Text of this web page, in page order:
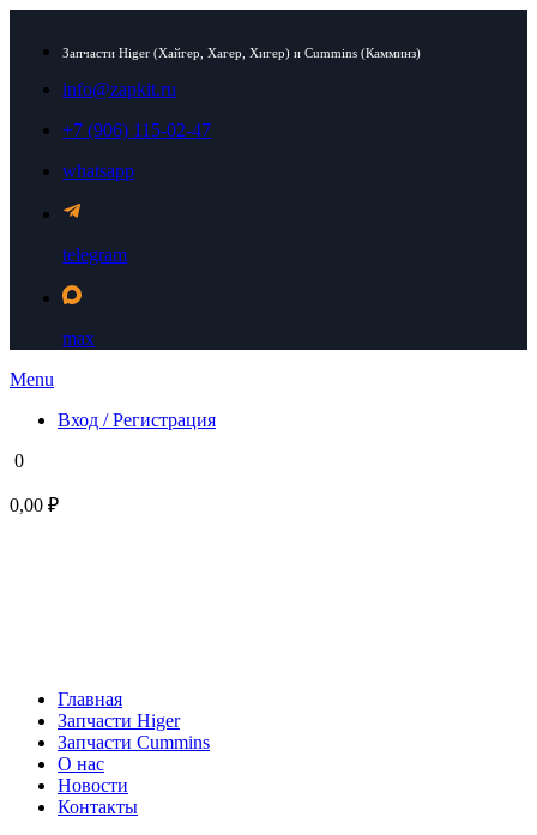
Запчасти Higer (Хайгер, Хагер, Хигер) и Cummins (Камминз)
info@zapkit.ru
+7 (906) 115-02-47
whatsapp
telegram
max
Menu
Вход / Регистрация
0
0,00 ₽
Главная
Запчасти Higer
Запчасти Cummins
О нас
Новости
Контакты